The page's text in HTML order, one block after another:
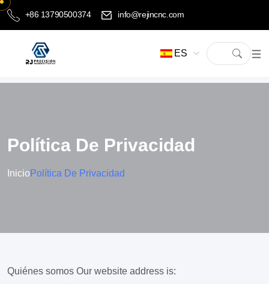
+86 13790500374 info@rejincnc.com
ES
Política De Privacidad
Inicio Política De Privacidad
Quiénes somos Our website address is: